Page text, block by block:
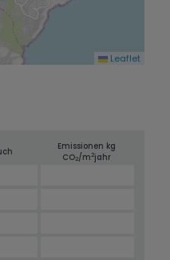
Leaflet
Emissionen kg
CO2/m2jahr